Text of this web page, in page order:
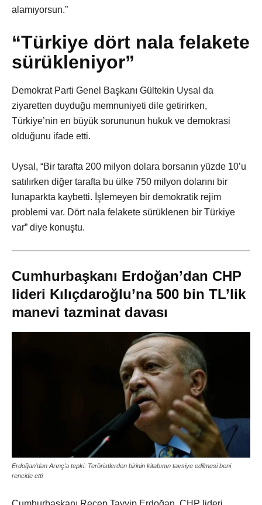
alamıyorsun.”
“Türkiye dört nala felakete
sürükleniyor”
Demokrat Parti Genel Başkanı Gültekin Uysal da
ziyaretten duyduğu memnuniyeti dile getirirken,
Türkiye’nin en büyük sorununun hukuk ve demokrasi
olduğunu ifade etti.
Uysal, “Bir tarafta 200 milyon dolara borsanın yüzde 10’u
satılırken diğer tarafta bu ülke 750 milyon dolarını bir
lunaparkta kaybetti. İşlemeyen bir demokratik rejim
problemi var. Dört nala felakete sürüklenen bir Türkiye
var” diye konuştu.
Cumhurbaşkanı Erdoğan’dan CHP
lideri Kılıçdaroğlu’na 500 bin TL’lik
manevi tazminat davası
Erdoğan’dan Arınç’a tepki: Teröristlerden birinin kitabının tavsiye edilmesi beni
rencide etti